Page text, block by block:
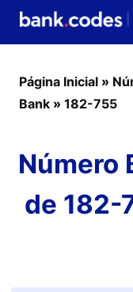
Página Inicial »
Bank » 182-755
Número
de 182-